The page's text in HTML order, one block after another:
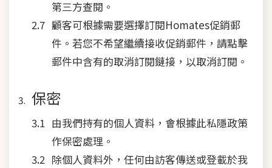
第三方查閱。
顧客可根據需要選擇訂閱Homates促銷郵
件。若您不希望繼續接收促銷郵件，請點擊
郵件中含有的取消訂閱鏈接，以取消訂閱。
保密
由我們持有的個人資料，會根據此私隱政策
作保密處理。
除個人資料外，任何由訪客傳送或登載於我